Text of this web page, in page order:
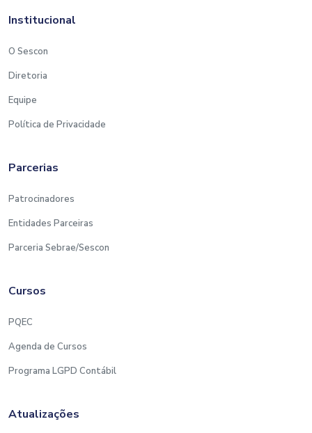
O Sescon Educa reserva-se no direito de alterar a
imprevistos que impeçam na data programada.
Institucional
O Sescon
Diretoria
Equipe
Política de Privacidade
Parcerias
Patrocinadores
Entidades Parceiras
Parceria Sebrae/Sescon
Cursos
PQEC
Agenda de Cursos
Programa LGPD Contábil
Atualizações